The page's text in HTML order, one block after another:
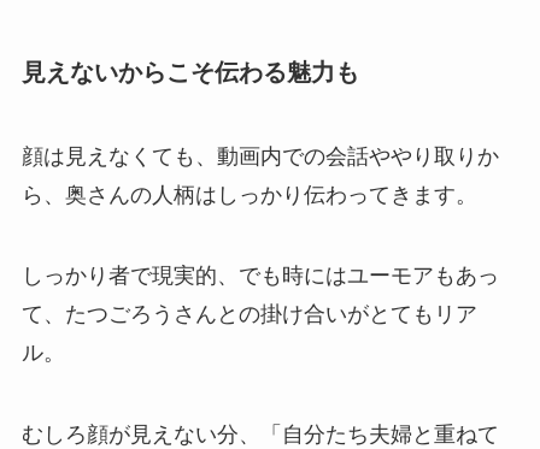
見えないからこそ伝わる魅力も
顔は見えなくても、動画内での会話ややり取りか
ら、奥さんの人柄はしっかり伝わってきます。
しっかり者で現実的、でも時にはユーモアもあっ
て、たつごろうさんとの掛け合いがとてもリア
ル。
むしろ顔が見えない分、「自分たち夫婦と重ねて